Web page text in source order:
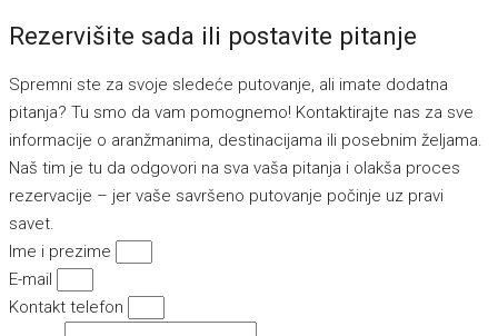
Rezervišite sada ili postavite pitanje
Spremni ste za svoje sledeće putovanje, ali imate dodatna
pitanja? Tu smo da vam pomognemo! Kontaktirajte nas za sve
informacije o aranžmanima, destinacijama ili posebnim željama.
Naš tim je tu da odgovori na sva vaša pitanja i olakša proces
rezervacije – jer vaše savršeno putovanje počinje uz pravi
savet.
Ime i prezime
E-mail
Kontakt telefon